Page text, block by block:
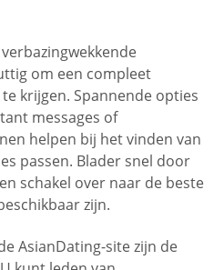
om een compleet
krijgen. Spannende opties
messages of
helpen bij het vinden van
passen. Blader snel door
schakel over naar de beste
zijn.
AsianDating-site zijn de